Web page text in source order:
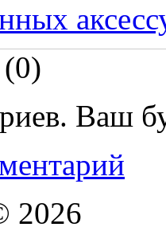
0)
Ваш
2026